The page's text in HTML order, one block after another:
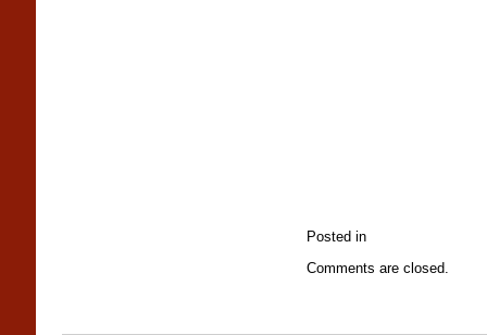
Posted in
Comments are closed.